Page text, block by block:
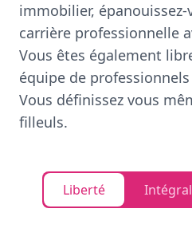
immobilier,
carrière professionnelle
Vous êtes également
équipe de
Vous définissez vous
filleuls.
Liberté